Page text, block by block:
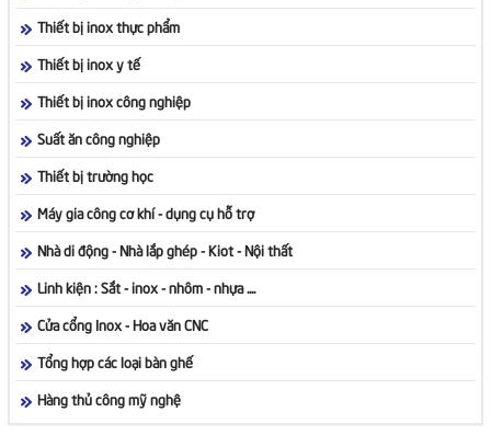
Thiết bị inox thực phẩm
Thiết bị inox y tế
Thiết bị inox công nghiệp
Suất ăn công nghiệp
Thiết bị trường học
Máy gia công cơ khí - dụng cụ hỗ trợ
Nhà di động - Nhà lắp ghép - Kiot - Nội thất
Linh kiện : Sắt - inox - nhôm - nhựa ....
Cửa cổng Inox - Hoa văn CNC
Tổng hợp các loại bàn ghế
Hàng thủ công mỹ nghệ